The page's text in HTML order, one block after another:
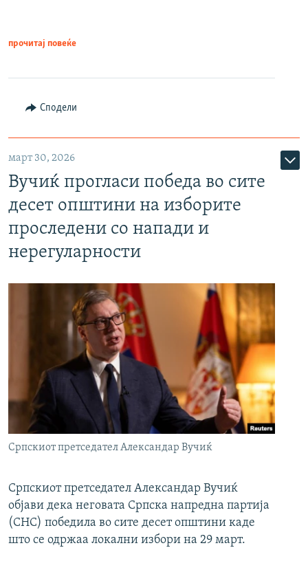
прочитај повеќе
Сподели
март 30, 2026
Вучиќ прогласи победа во сите
десет општини на изборите
проследени со напади и
нерегуларности
Српскиот претседател Александар Вучиќ
Српскиот претседател Александар Вучиќ
објави дека неговата Српска напредна партија
(СНС) победила во сите десет општини каде
што се одржаа локални избори на 29 март.